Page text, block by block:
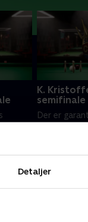
Detaljer
Champ.
K.
semifinale
Der er
folkefest i
titlen ved